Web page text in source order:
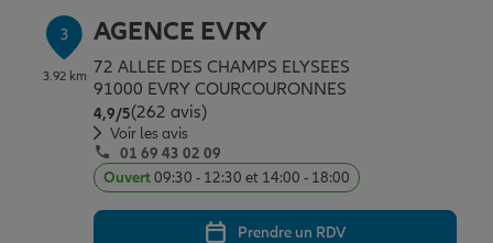
Assurance scolaire
Protection juridique
Retraite
3
3.92 km
AGENCE EVRY
72 ALLEE DES CHAMPS ELYSEES
91000 EVRY COURCOURONNES
4,9/5Note de 4.9 sur 5
(262 avis)
Voir les avis
01 69 43 02 09
Ouvert09:30 - 12:30 et 14:00 - 18:00
Prendre un RDV